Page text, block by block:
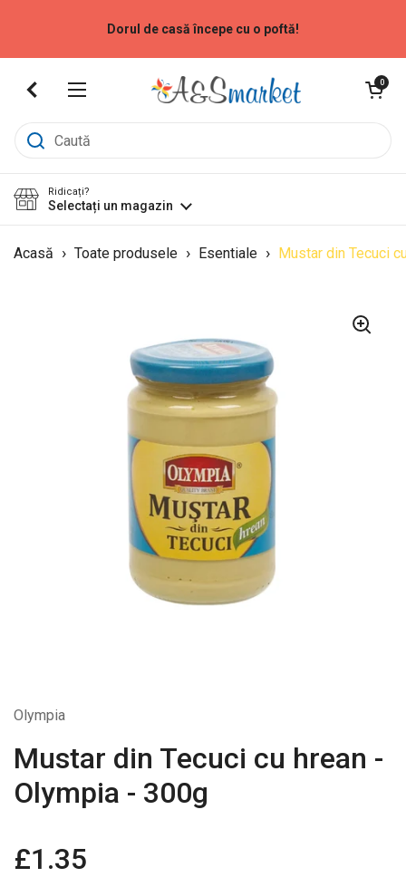
Dorul de casă începe cu o poftă!
Deschide meniu
Deschide
0
Ridicați?
Selectați un magazin
Acasă › Toate produsele › Esentiale › Mustar din Tecuci
Olympia
Mustar din Tecuci cu hrean -
Olympia - 300g
£1.35